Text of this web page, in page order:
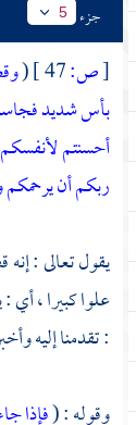
جزء 5
[ص: (
بأس شديد
أحسنتم
ربكم أن
يقول تعالى :
‌‌علوا كبيرا ،
: تقدمنا إليه
وقوله : (فإذا